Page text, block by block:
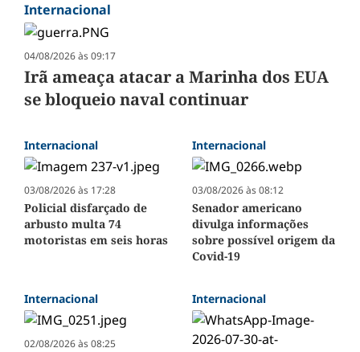
Internacional
04/08/2026 às 09:17
Irã ameaça atacar a Marinha dos EUA
se bloqueio naval continuar
Internacional
03/08/2026 às 17:28
Policial disfarçado de
arbusto multa 74
motoristas em seis horas
Internacional
03/08/2026 às 08:12
Senador americano
divulga informações
sobre possível origem da
Covid-19
Internacional
02/08/2026 às 08:25
Internacional